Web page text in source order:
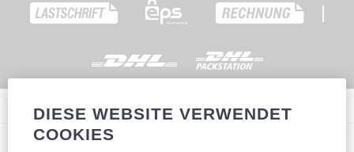
|
Service Hotline
Shop Service
DIESE WEBSITE VERWENDET
COOKIES